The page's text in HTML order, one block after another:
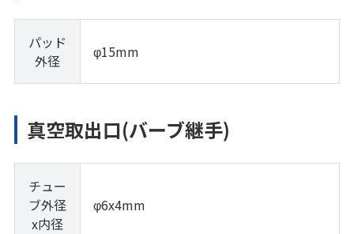
パッド
外径
φ15mm
真空取出口(バーブ継手)
チュー
ブ外径
x内径
φ6x4mm